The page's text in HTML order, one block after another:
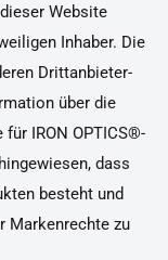
Website
Inhaber. Die
Drittanbieter-
über die
IRON OPTICS®-
dass
besteht und
Markenrechte zu